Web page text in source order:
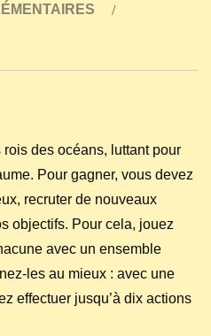
des océans, luttant pour
Pour gagner, vous devez
recruter de nouveaux
objectifs. Pour cela, jouez
avec un ensemble
les au mieux : avec une
effectuer jusqu’à dix actions